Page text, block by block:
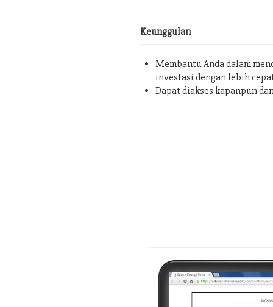
Keunggulan
Membantu Anda dalam
investasi dengan lebih
Dapat diakses kapanpun